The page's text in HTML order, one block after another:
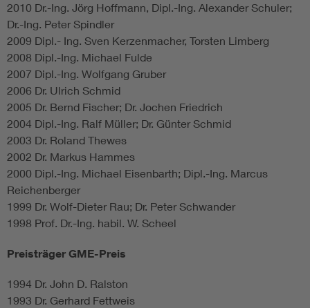
2010 Dr.-Ing. Jörg Hoffmann, Dipl.-Ing. Alexander Schuler;
Dr.-Ing. Peter Spindler
2009 Dipl.- Ing. Sven Kerzenmacher, Torsten Limberg
2008 Dipl.-Ing. Michael Fulde
2007 Dipl.-Ing. Wolfgang Gruber
2006 Dr. Ulrich Schmid
2005 Dr. Bernd Fischer; Dr. Jochen Friedrich
2004 Dipl.-Ing. Ralf Müller; Dr. Günter Schmid
2003 Dr. Roland Thewes
2002 Dr. Markus Hammes
2000 Dipl.-Ing. Michael Eisenbarth; Dipl.-Ing. Marcus
Reichenberger
1999 Dr. Wolf-Dieter Rau; Dr. Peter Schwander
1998 Prof. Dr.-Ing. habil. W. Scheel
Preisträger GME-Preis
1994 Dr. John D. Ralston
1993 Dr. Gerhard Fettweis